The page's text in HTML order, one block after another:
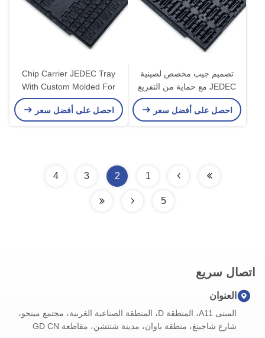
تصميم جيب مخصص لصينية
JEDEC مع حماية من التفريغ
الكهروستاتيكي وإعادة
الاستخدام للتعامل مع مكونات
احصل على أفضل سعر
Chip Carrier JEDEC Tray
With Custom Molded For
Secure IC Transport And
Storage
احصل على أفضل سعر
1
2
3
4
5
اتصال سريع
العنوان
المبنى A11، المنطقة D، المنطقة الصناعية الغربية، مجتمع مينجو،
شارع شاجينغ، منطقة باوان، مدينة شنتشن، مقاطعة GD CN